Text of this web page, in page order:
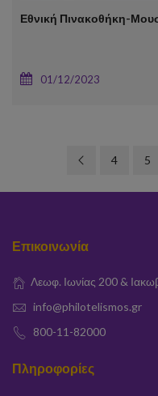
Εθνική Πινακοθήκη-
01/12/2023
4 5
Επικοινωνία
Λεωφ. Ιωνίας 200 &
info@philotelismos.gr
800-11-82000
Πληροφορίες